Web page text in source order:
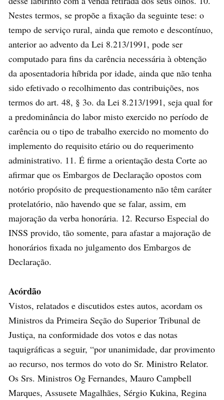
Nestes termos, se propõe a fixação da seguinte tese: o
tempo de serviço rural, ainda que remoto e descontínuo,
anterior ao advento da Lei 8.213/1991, pode ser
computado para fins da carência necessária à obtenção
da aposentadoria híbrida por idade, ainda que não tenha
sido efetivado o recolhimento das contribuições, nos
termos do art. 48, § 3o. da Lei 8.213/1991, seja qual for
a predominância do labor misto exercido no período de
carência ou o tipo de trabalho exercido no momento do
implemento do requisito etário ou do requerimento
administrativo. 11. É firme a orientação desta Corte ao
afirmar que os Embargos de Declaração opostos com
notório propósito de prequestionamento não têm caráter
protelatório, não havendo que se falar, assim, em
majoração da verba honorária. 12. Recurso Especial do
INSS provido, tão somente, para afastar a majoração de
honorários fixada no julgamento dos Embargos de
Declaração.
Acórdão
Vistos, relatados e discutidos estes autos, acordam os
Ministros da Primeira Seção do Superior Tribunal de
Justiça, na conformidade dos votos e das notas
taquigráficas a seguir, “por unanimidade, dar provimento
ao recurso, nos termos do voto do Sr. Ministro Relator.
Os Srs. Ministros Og Fernandes, Mauro Campbell
Marques, Assusete Magalhães, Sérgio Kukina, Regina